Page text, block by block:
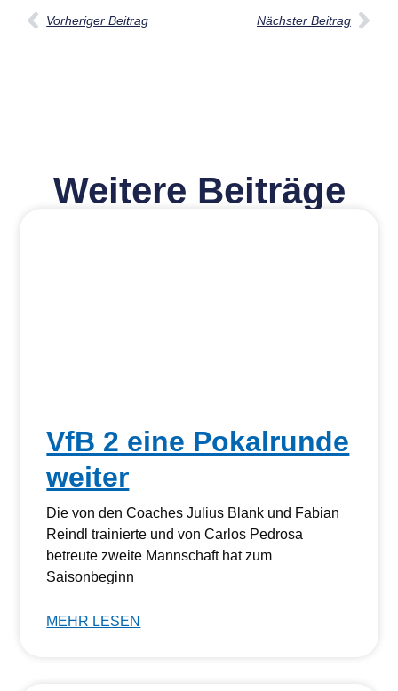
Vorheriger Beitrag Nächster Beitrag
Weitere Beiträge
VfB 2 eine Pokalrunde
weiter
Die von den Coaches Julius Blank und Fabian
Reindl trainierte und von Carlos Pedrosa
betreute zweite Mannschaft hat zum
Saisonbeginn
MEHR LESEN